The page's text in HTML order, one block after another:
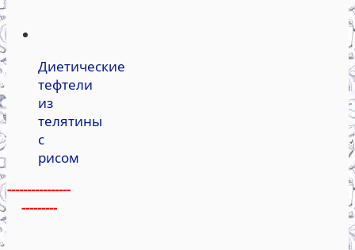
Диетические
тефтели
из
телятины
с
рисом
----------------
---------